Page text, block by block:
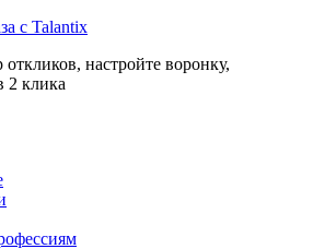
с Talantix
настройте воронку,
2 клика